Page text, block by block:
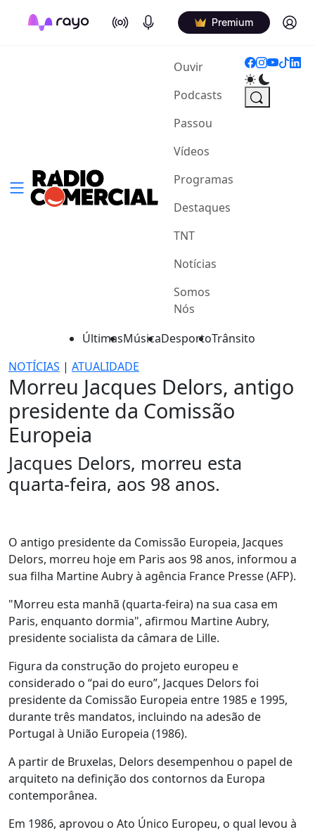
On Air Podcasts Premium Log in
Ouvir(current)
Podcasts
Passou
Vídeos
Programas
Destaques
TNT
Notícias
Somos
Nós
ÚltimasMúsicaDesportoTrânsito
NOTÍCIAS | ATUALIDADE
Morreu Jacques Delors, antigo
presidente da Comissão
Europeia
Jacques Delors, morreu esta
quarta-feira, aos 98 anos.
O antigo presidente da Comissão Europeia, Jacques
Delors, morreu hoje em Paris aos 98 anos, informou a
sua filha Martine Aubry à agência France Presse (AFP).
"Morreu esta manhã (quarta-feira) na sua casa em
Paris, enquanto dormia", afirmou Martine Aubry,
presidente socialista da câmara de Lille.
Figura da construção do projeto europeu e
considerado o “pai do euro”, Jacques Delors foi
presidente da Comissão Europeia entre 1985 e 1995,
durante três mandatos, incluindo na adesão de
Portugal à União Europeia (1986).
A partir de Bruxelas, Delors desempenhou o papel de
arquiteto na definição dos contornos da Europa
contemporânea.
Em 1986, aprovou o Ato Único Europeu, o qual levou à